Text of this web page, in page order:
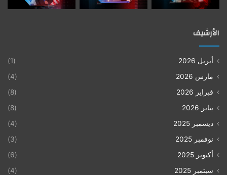
الأرشيف
أبريل 2026
(1)
مارس 2026
(4)
فبراير 2026
(8)
يناير 2026
(8)
ديسمبر 2025
(4)
نوفمبر 2025
(3)
أكتوبر 2025
(6)
سبتمبر 2025
(4)